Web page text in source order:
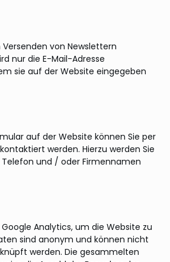
von Newslettern
nur die E-Mail-Adresse
sie auf der Website eingegeben
auf der Website können Sie per
werden. Hierzu werden Sie
und / oder Firmennamen
Analytics, um die Website zu
sind anonym und können nicht
werden. Die gesammelten